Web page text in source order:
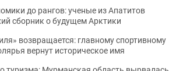
до рангов: ученые из Апатитов
сборник о будущем Арктики
возвращается: главному спортивному
вернут историческое имя